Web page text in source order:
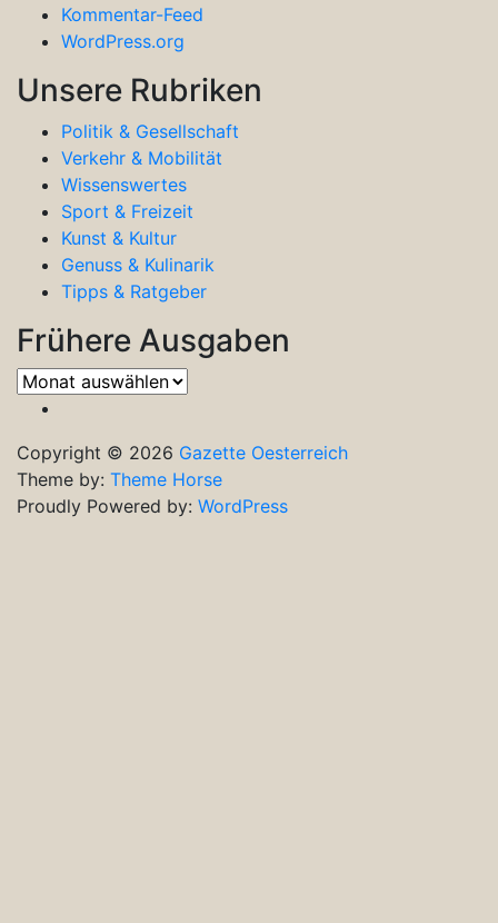
Kommentar-Feed
WordPress.org
Unsere Rubriken
Politik & Gesellschaft
Verkehr & Mobilität
Wissenswertes
Sport & Freizeit
Kunst & Kultur
Genuss & Kulinarik
Tipps & Ratgeber
Frühere Ausgaben
Frühere
Ausgaben
Copyright © 2026 Gazette Oesterreich
Theme by: Theme Horse
Proudly Powered by: WordPress